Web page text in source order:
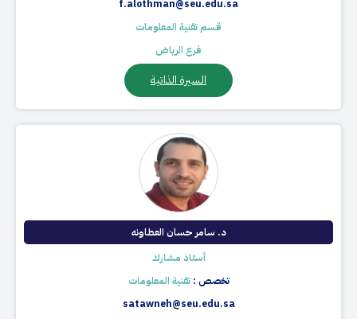
f.alothman@seu.edu.sa
قسم تقنية المعلومات
فرع الرياض
السيرة الذاتية
د. سامر حسان العطاونه
أستاذ مشارك
تخصص :تقنية المعلومات
satawneh@seu.edu.sa